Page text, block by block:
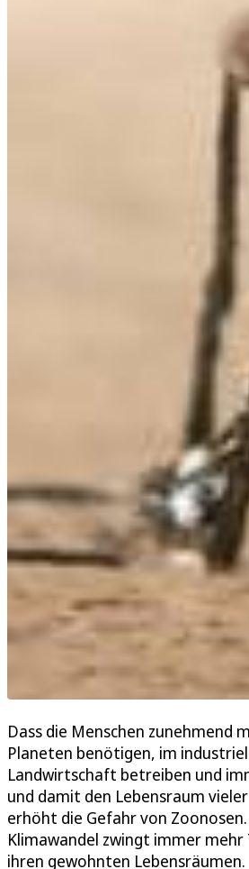
Dass die Menschen zunehmend
Planeten benötigen, im
Landwirtschaft betreiben und
und damit den Lebensraum
erhöht die Gefahr von
Klimawandel zwingt immer mehr
ihren gewohnten Lebensräumen.